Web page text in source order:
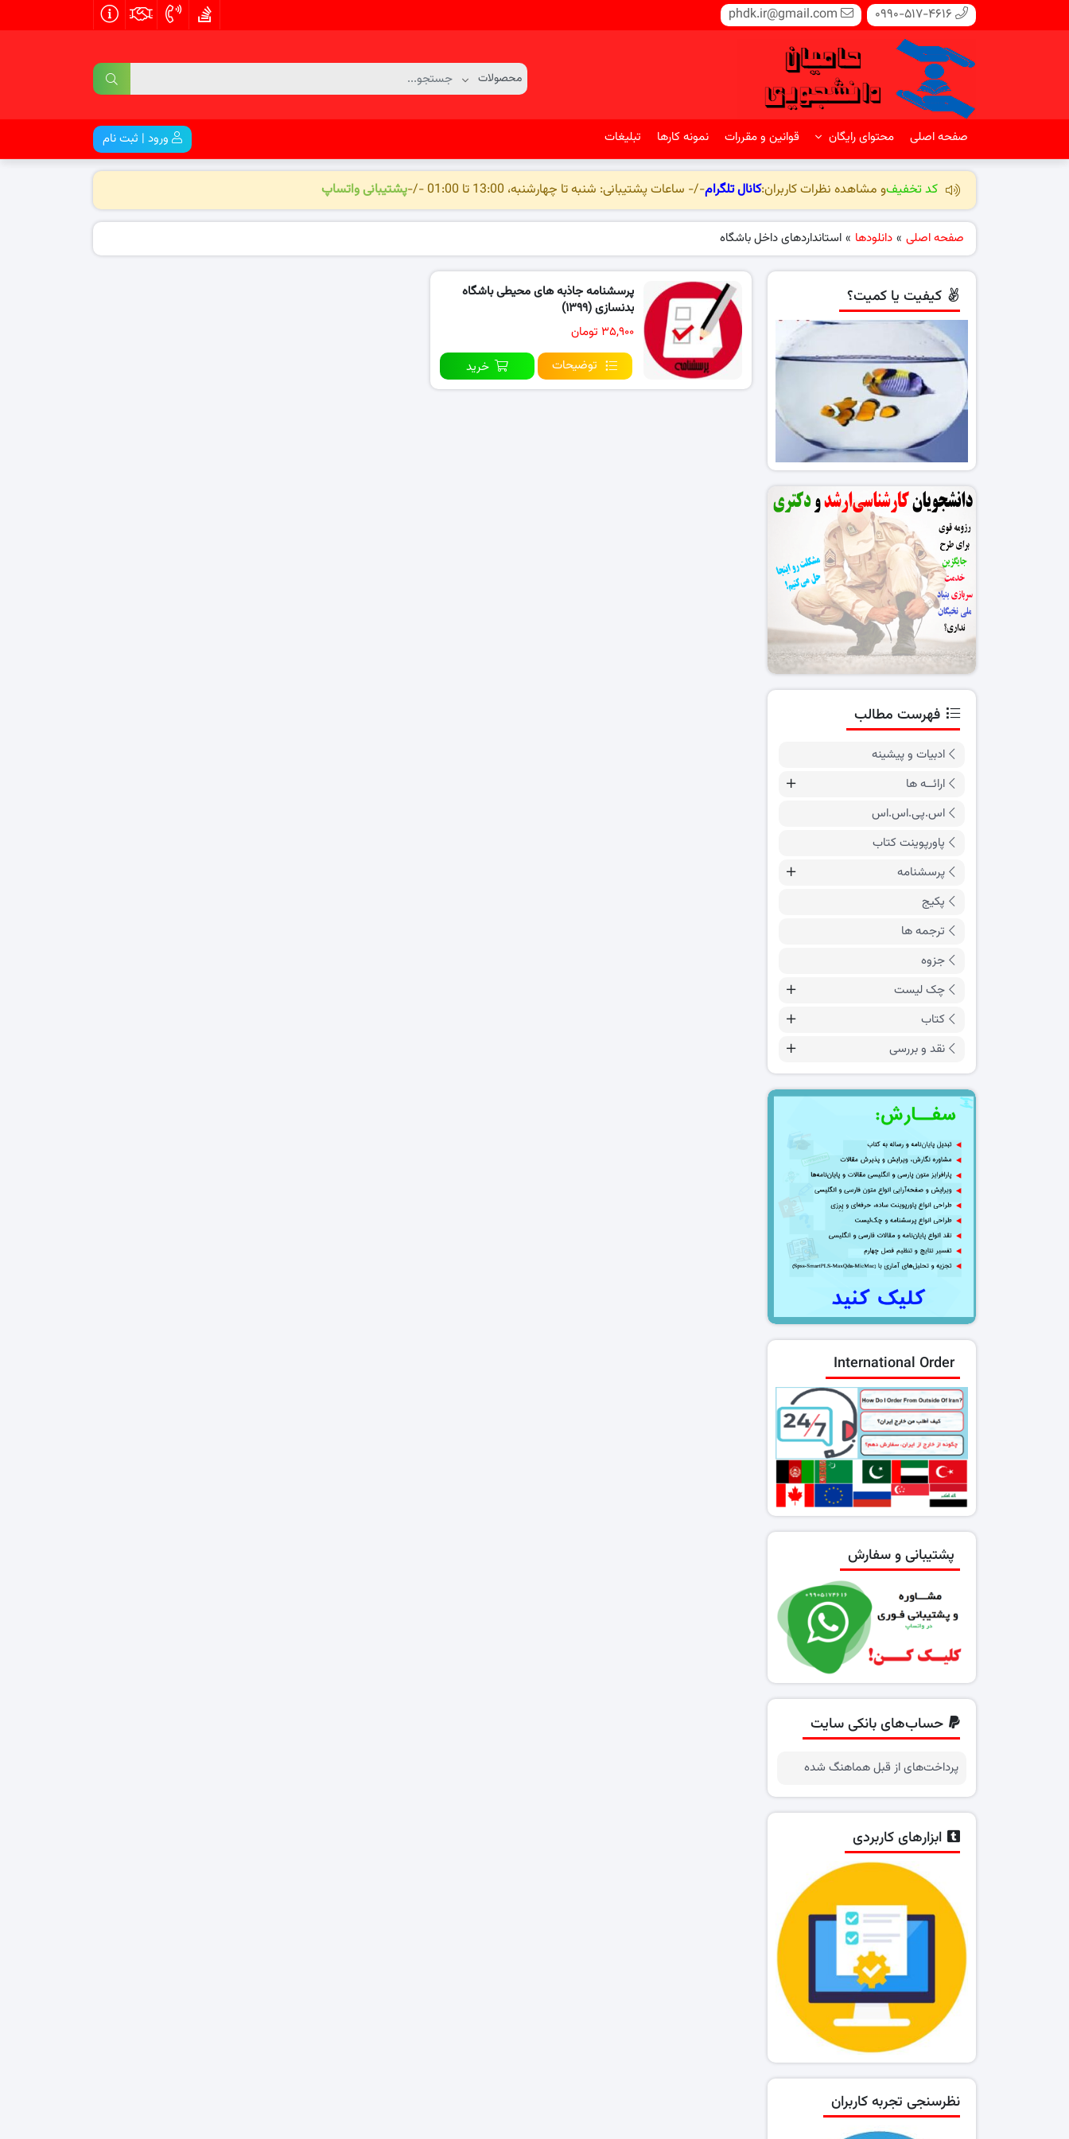
0990-517-4616
phdk.ir@gmail.com
صفحه اصلی محتوای رایگان قوانین و مقررات نمونه کارها تبلیغات ورود | ثبت نام
کد تخفیفو مشاهده نظرات کاربران:کانال تلگرام-/- ساعات پشتیبانی: شنبه تا چهارشنبه، 13:00 تا 01:00 -/- پشتیبانی واتساپ
صفحه اصلی » دانلودها » استانداردهای داخل باشگاه
پرسشنامه جاذبه های محیطی باشگاه
بدنسازی (۱۳۹۹)
۳۵,۹۰۰ تومان
توضیحات
خرید
کیفیت یا کمیت؟
فهرست مطالب
ادبیات و پیشینه
ارائــه ها
اس.پی.اس.اس
پاورپوینت کتاب
پرسشنامه
پکیج
ترجمه ها
جزوه
چک لیست
کتاب
نقد و بررسی
International Order
پشتیبانی و سفارش
حساب‌های بانکی سایت
پرداخت‌های از قبل هماهنگ شده
ابزارهای کاربردی
نظرسنجی تجربه کاربران